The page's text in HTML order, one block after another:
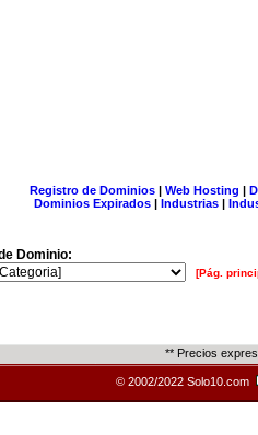
Registro de Dominios| Web Hosting |
Dominios Expirados | Industrias |
Dominio:
[Pág.
** Precios
© 2002/2022 Solo10.com